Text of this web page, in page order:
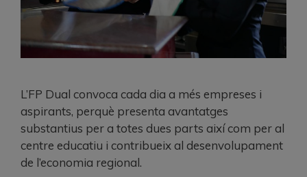
L’FP Dual convoca cada dia a més empreses i
aspirants, perquè presenta avantatges
substantius per a totes dues parts així com per al
centre educatiu i contribueix al desenvolupament
de l’economia regional.